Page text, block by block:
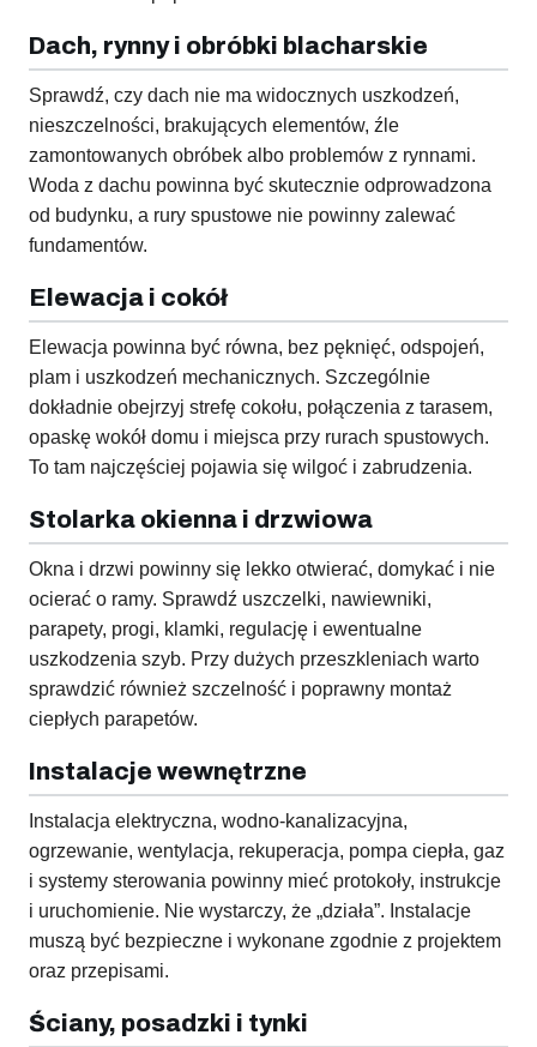
Dach, rynny i obróbki blacharskie
Sprawdź, czy dach nie ma widocznych uszkodzeń,
nieszczelności, brakujących elementów, źle
zamontowanych obróbek albo problemów z rynnami.
Woda z dachu powinna być skutecznie odprowadzona
od budynku, a rury spustowe nie powinny zalewać
fundamentów.
Elewacja i cokół
Elewacja powinna być równa, bez pęknięć, odspojeń,
plam i uszkodzeń mechanicznych. Szczególnie
dokładnie obejrzyj strefę cokołu, połączenia z tarasem,
opaskę wokół domu i miejsca przy rurach spustowych.
To tam najczęściej pojawia się wilgoć i zabrudzenia.
Stolarka okienna i drzwiowa
Okna i drzwi powinny się lekko otwierać, domykać i nie
ocierać o ramy. Sprawdź uszczelki, nawiewniki,
parapety, progi, klamki, regulację i ewentualne
uszkodzenia szyb. Przy dużych przeszkleniach warto
sprawdzić również szczelność i poprawny montaż
ciepłych parapetów.
Instalacje wewnętrzne
Instalacja elektryczna, wodno-kanalizacyjna,
ogrzewanie, wentylacja, rekuperacja, pompa ciepła, gaz
i systemy sterowania powinny mieć protokoły, instrukcje
i uruchomienie. Nie wystarczy, że „działa”. Instalacje
muszą być bezpieczne i wykonane zgodnie z projektem
oraz przepisami.
Ściany, posadzki i tynki